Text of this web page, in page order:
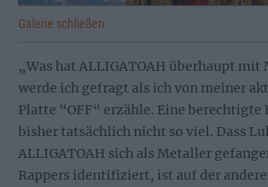
Galerie schließen
„Was hat ALLIGATOAH überhaupt mit
werde ich gefragt als ich von meiner
Platte “OFF“ erzähle. Eine berechtigte
bisher tatsächlich nicht so viel. Dass
ALLIGATOAH sich als Metaller
Rappers identifiziert, ist auf der